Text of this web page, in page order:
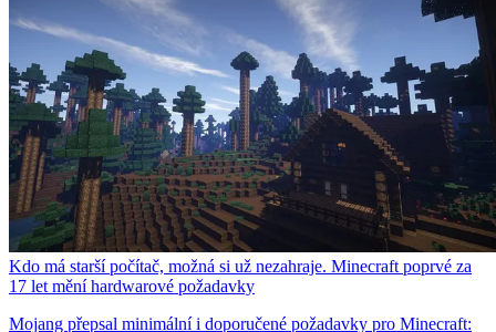
Kdo má starší počítač, možná si už nezahraje. Minecraft poprvé za
17 let mění hardwarové požadavky
Mojang přepsal minimální i doporučené požadavky pro Minecraft: